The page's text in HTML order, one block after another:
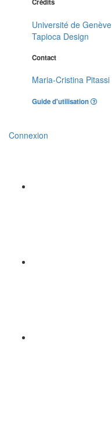
Crédits
Université de Genève
Tapioca Design
Contact
Maria-Cristina Pitassi
Guide d'utilisation
Connexion